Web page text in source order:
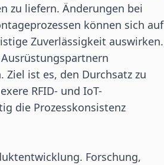
zu liefern. Änderungen bei
können sich auf
Zuverlässigkeit auswirken.
ist es, den Durchsatz zu
RFID- und IoT-
die Prozesskonsistenz
Forschung,